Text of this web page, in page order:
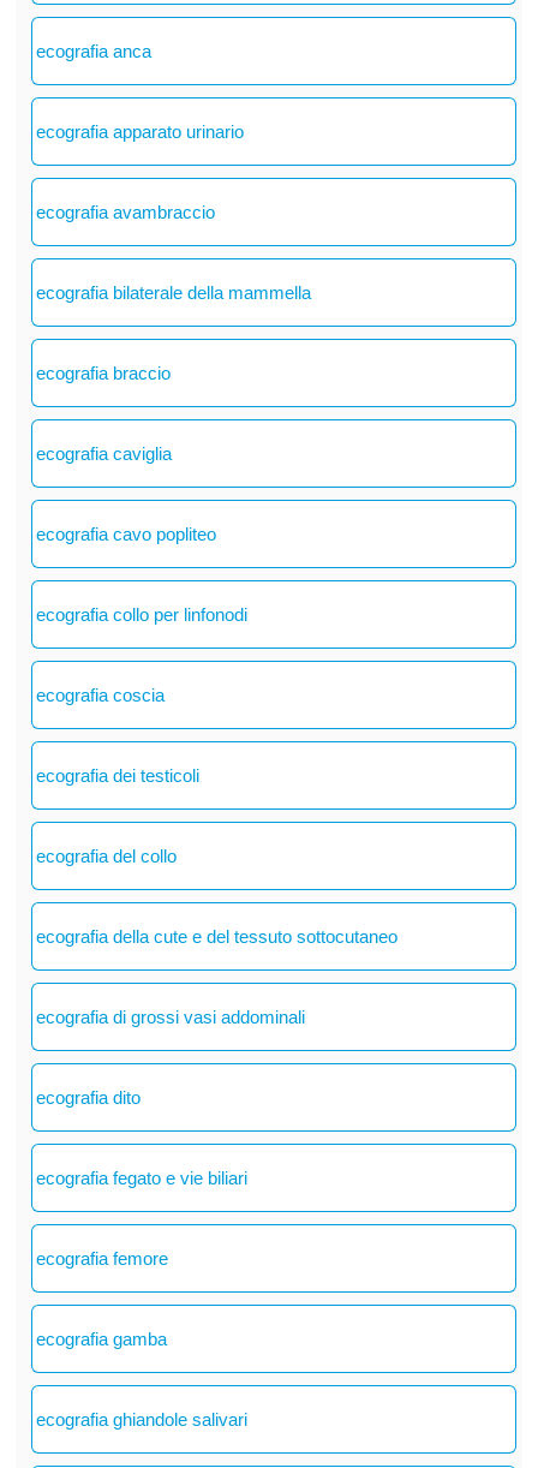
ecografia anca
ecografia apparato urinario
ecografia avambraccio
ecografia bilaterale della mammella
ecografia braccio
ecografia caviglia
ecografia cavo popliteo
ecografia collo per linfonodi
ecografia coscia
ecografia dei testicoli
ecografia del collo
ecografia della cute e del tessuto sottocutaneo
ecografia di grossi vasi addominali
ecografia dito
ecografia fegato e vie biliari
ecografia femore
ecografia gamba
ecografia ghiandole salivari